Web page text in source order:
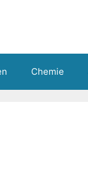
Chemie